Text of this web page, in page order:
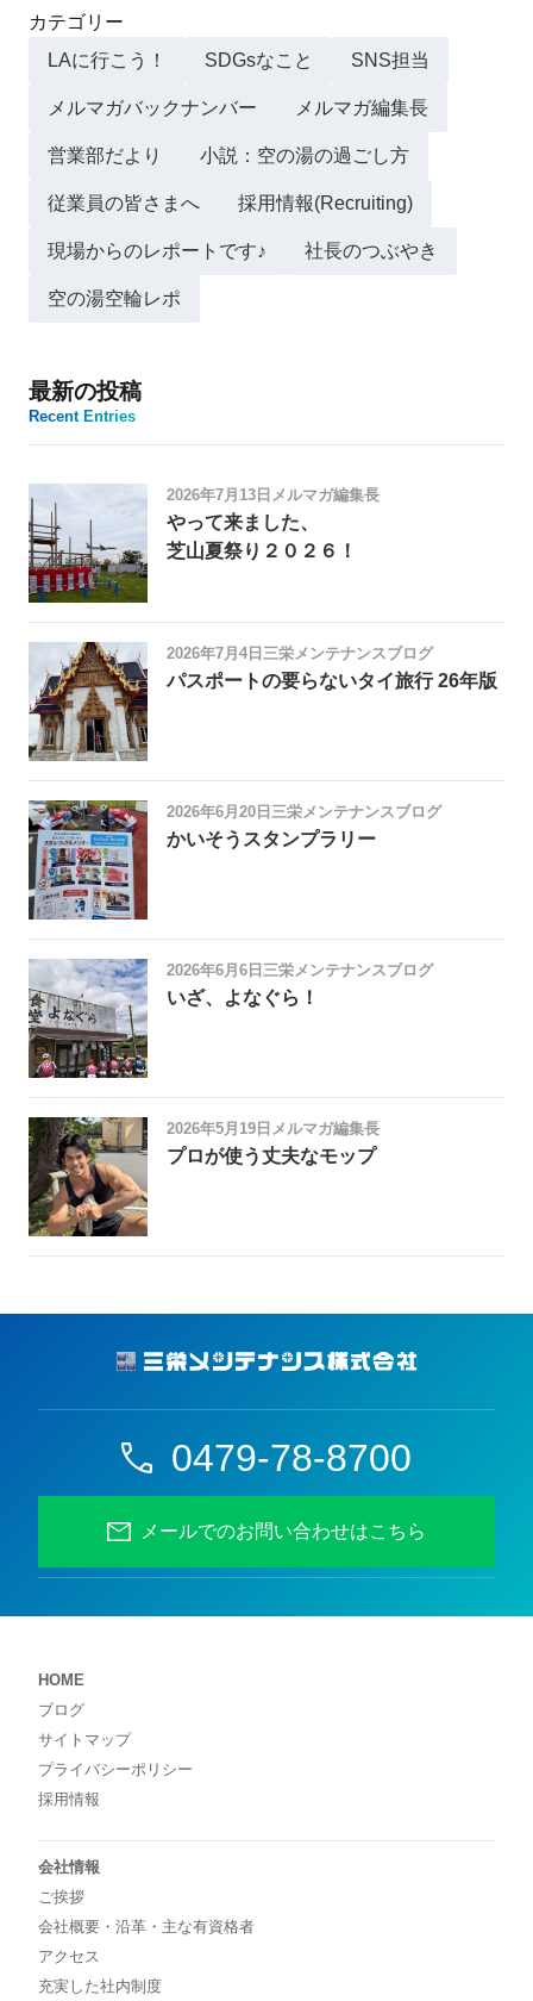
カテゴリー
LAに行こう！
SDGsなこと SNS担当
メルマガバックナンバー メルマガ編集長
営業部だより 小説：空の湯の過ごし方
従業員の皆さまへ 採用情報(Recruiting)
現場からのレポートです♪ 社長のつぶやき
空の湯空輪レポ
最新の投稿
Recent Entries
2026年7月13日 メルマガ編集長
やって来ました、
芝山夏祭り２０２６！
2026年7月4日 三栄メンテナンスブログ
パスポートの要らないタイ旅行 26年版
2026年6月20日 三栄メンテナンスブログ
かいそうスタンプラリー
2026年6月6日 三栄メンテナンスブログ
いざ、よなぐら！
2026年5月19日 メルマガ編集長
プロが使う丈夫なモップ
0479-78-8700
メールでのお問い合わせはこちら
HOME
ブログ
サイトマップ
プライバシーポリシー
採用情報
会社情報
ご挨拶
会社概要・沿革・主な有資格者
アクセス
充実した社内制度